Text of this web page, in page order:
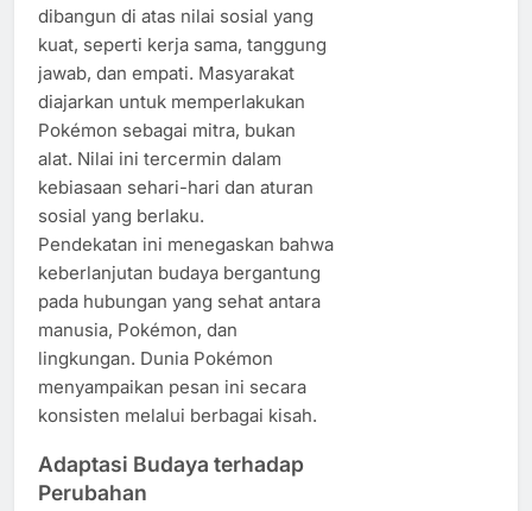
dibangun di atas nilai sosial yang
kuat, seperti kerja sama, tanggung
jawab, dan empati. Masyarakat
diajarkan untuk memperlakukan
Pokémon sebagai mitra, bukan
alat. Nilai ini tercermin dalam
kebiasaan sehari-hari dan aturan
sosial yang berlaku.
Pendekatan ini menegaskan bahwa
keberlanjutan budaya bergantung
pada hubungan yang sehat antara
manusia, Pokémon, dan
lingkungan. Dunia Pokémon
menyampaikan pesan ini secara
konsisten melalui berbagai kisah.
Adaptasi Budaya terhadap
Perubahan